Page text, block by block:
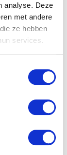
analyse. Deze
met andere
ze hebben
services.